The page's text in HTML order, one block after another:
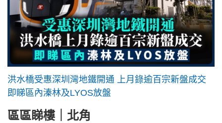
洪水橋受惠深圳灣地鐵開通 上月錄逾百宗新盤成交
即睇區內溱林及LYOS放盤
區區睇樓｜北角